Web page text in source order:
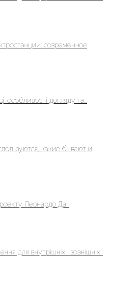
современное
особливості догляду та...
какие бывают и
Леонардо Да...
для внутрішніх і зовнішніх...